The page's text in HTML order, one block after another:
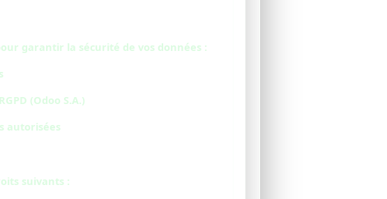
garantir la sécurité de vos données :
(Odoo S.A.)
autorisées
suivants :